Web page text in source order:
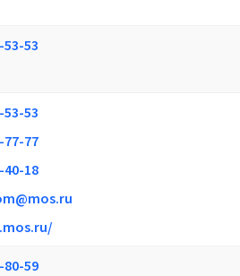
53-53
53-53
77-77
40-18
80-59